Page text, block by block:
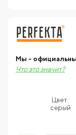
Цвет:
серый
Мы -
Что это значит?